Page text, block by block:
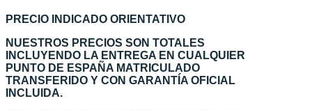
PRECIO INDICADO ORIENTATIVO
NUESTROS PRECIOS SON TOTALES
INCLUYENDO LA ENTREGA EN CUALQUIER
PUNTO DE ESPAÑA MATRICULADO
TRANSFERIDO Y CON GARANTÍA OFICIAL
INCLUIDA.